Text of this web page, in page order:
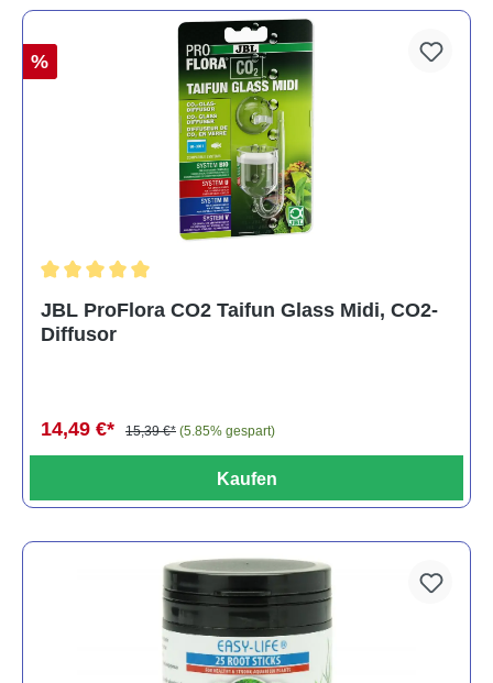
%
JBL ProFlora CO2 Taifun Glass Midi, CO2-
Diffusor
14,49 €* 15,39 €* (5.85% gespart)
Kaufen